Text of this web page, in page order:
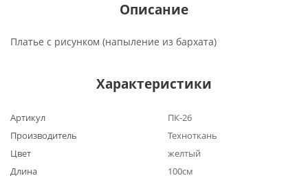
Описание
Платье с рисунком (напыление из бархата)
Характеристики
Артикул
ПК-26
Производитель
Техноткань
Цвет
желтый
Длина
100см